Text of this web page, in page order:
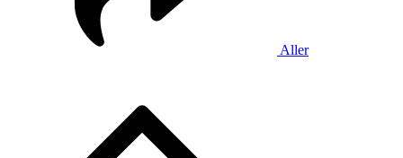
Aller